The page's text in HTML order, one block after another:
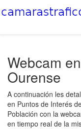
Webcam
Ourense
A continuación les
en Puntos de Interés
Población con la
en tiempo real de la